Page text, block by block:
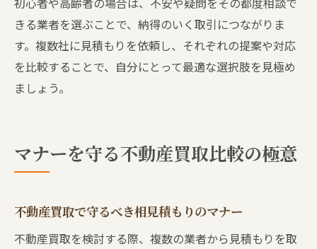
きる業者を選ぶことで、納得のいく取引につながりま
す。複数社に見積もりを依頼し、それぞれの提案や対応
を比較することで、自分にとって最適な選択肢を見極め
ましょう。
マナーを守る不動産買取比較の極意
不動産買取で守るべき相見積もりのマナー
不動産買取を検討する際、複数の業者から見積もりを取